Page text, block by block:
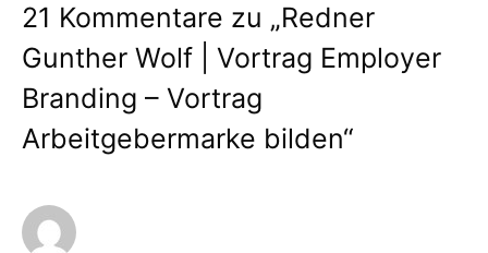
21 Kommentare zu „Redner
Gunther Wolf | Vortrag Employer
Branding – Vortrag
Arbeitgebermarke bilden“